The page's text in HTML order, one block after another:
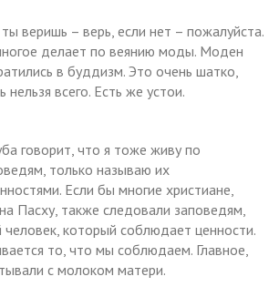
ты веришь – верь, если нет – пожалуйста.
делает по веянию моды. Моден
в буддизм. Это очень шатко,
всего. Есть же устои.
говорит, что я тоже живу по
только называю их
Если бы многие христиане,
Пасху, также следовали заповедям,
человек, который соблюдает ценности.
то, что мы соблюдаем. Главное,
с молоком матери.